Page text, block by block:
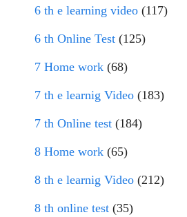
6 th e learning video (117)
6 th Online Test (125)
7 Home work (68)
7 th e learnig Video (183)
7 th Online test (184)
8 Home work (65)
8 th e learnig Video (212)
8 th online test (35)